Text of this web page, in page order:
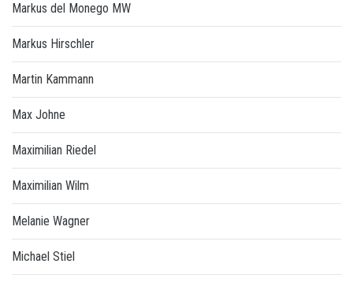
Markus del Monego MW
Markus Hirschler
Martin Kammann
Max Johne
Maximilian Riedel
Maximilian Wilm
Melanie Wagner
Michael Stiel